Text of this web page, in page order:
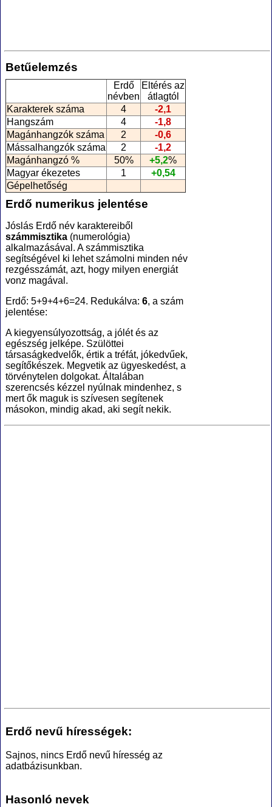
Betűelemzés
Erdő
névben
Eltérés az
átlagtól
Karakterek száma
4
-2,1
Hangszám
4
-1,8
Magánhangzók száma
2
-0,6
Mássalhangzók száma
2
-1,2
Magánhangzó %
50% +5,2%
Magyar ékezetes
1
+0,54
Gépelhetőség
Erdő numerikus jelentése
Jóslás Erdő név karaktereiből
számmisztika (numerológia)
alkalmazásával. A számmisztika
segítségével ki lehet számolni minden név
rezgésszámát, azt, hogy milyen energiát
vonz magával.
Erdő: 5+9+4+6=24. Redukálva: 6, a szám
jelentése:
A kiegyensúlyozottság, a jólét és az
egészség jelképe. Szülöttei
társaságkedvelők, értik a tréfát, jókedvűek,
segítőkészek. Megvetik az ügyeskedést, a
törvénytelen dolgokat. Általában
szerencsés kézzel nyúlnak mindenhez, s
mert ők maguk is szívesen segítenek
másokon, mindig akad, aki segít nekik.
Erdő nevű hírességek:
Sajnos, nincs Erdő nevű híresség az
adatbázisunkban.
Hasonló nevek